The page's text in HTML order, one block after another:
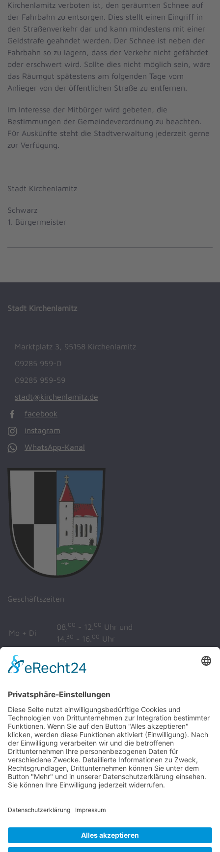
Kirchenlamitz verboten ist, den geräumten Schnee auf
der Fahrbahn zu entsorgen. Dies stellt einen Eingriff in
den Straßenverkehr dar und kann mindestens mit einer
Geldstrafe geahndet werden. Der Schnee ist neben der
Fahrbahn so zu lagern, dass der Verkehr nicht gefährdet
oder erschwert wird. Sollte dies nicht möglich sein, wäre
das Räumgut spätestens am folgenden Tage vom
Anlieger von der öffentlichen Straße zu entfernen.
Im Interesse der Mitbürger wird gebeten, die
Bestimmungen der Gemeindeverordnung zu beachten.
Für Auskünfte steht die Stadtverwaltung jederzeit gerne
zur Verfügung.
Stadt Kirchenlamitz
Schwarz
1. Bürgermeister
Stadt Kirchenlamitz
Marktplatz 3, 95158 Kirchenlamitz
09285 959-0
09285 959-59
stadt@kirchenlamitz.de
facebook
instagram
WhatsApp-Kanal
Geschäftszeiten
Mo + Di
08. 00 - 12. 00 Uhr und
14. 30 - 16. 00 Uhr
Do
08.00- 12.
00
Impressum
Datenschutz
Anmeldung Ratsinformationssystem